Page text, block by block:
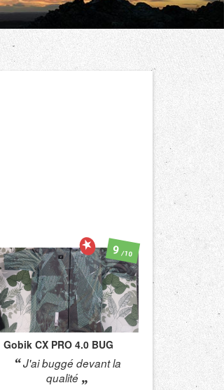
Gobik CX PRO 4.0 BUG
J'ai buggé devant la
qualité
9/10